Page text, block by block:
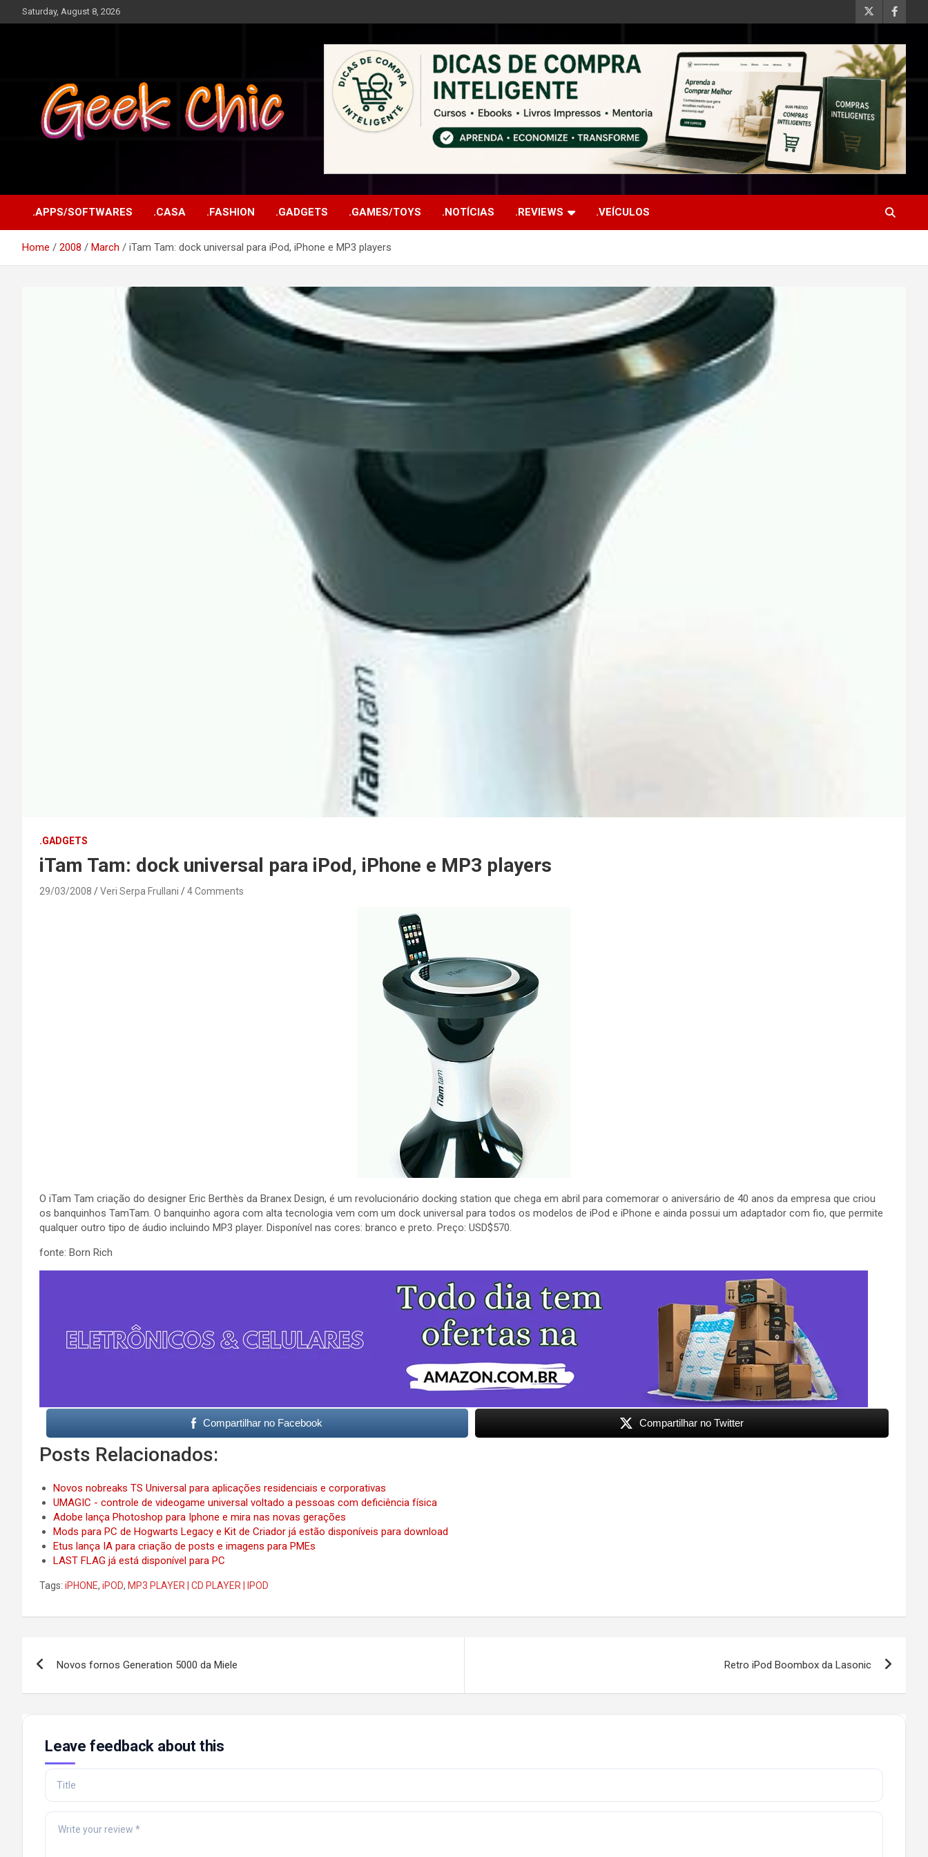
to
Saturday, August 8, 2026
.APPS/SOFTWARES .CASA .FASHION .GADGETS .GAMES/TOYS .NOTÍCIAS .REVIEWS .VEÍCULOS
Home 2008 March iTam Tam: dock universal para iPod, iPhone e MP3 players
.GADGETS
iTam Tam: dock universal para iPod, iPhone e MP3 players
29/03/2008 Veri Serpa Frullani 4 Comments
O iTam Tam criação do designer Eric Berthès da Branex Design, é um revolucionário docking station que chega em abril para comemorar o aniversário de 40 anos da empresa que criou
os banquinhos TamTam. O banquinho agora com alta tecnologia vem com um dock universal para todos os modelos de iPod e iPhone e ainda possui um adaptador com fio, que permite
qualquer outro tipo de áudio incluindo MP3 player. Disponível nas cores: branco e preto. Preço: USD$570.
fonte: Born Rich
Compartilhar no Facebook Compartilhar no Twitter
Posts Relacionados:
Novos nobreaks TS Universal para aplicações residenciais e corporativas
UMAGIC - controle de videogame universal voltado a pessoas com deficiência física
Adobe lança Photoshop para Iphone e mira nas novas gerações
Mods para PC de Hogwarts Legacy e Kit de Criador já estão disponíveis para download
Etus lança IA para criação de posts e imagens para PMEs
LAST FLAG já está disponível para PC
Tags: iPHONE, iPOD, MP3 PLAYER | CD PLAYER | IPOD
Novos fornos Generation 5000 da Miele Retro iPod Boombox da Lasonic
Leave feedback about this